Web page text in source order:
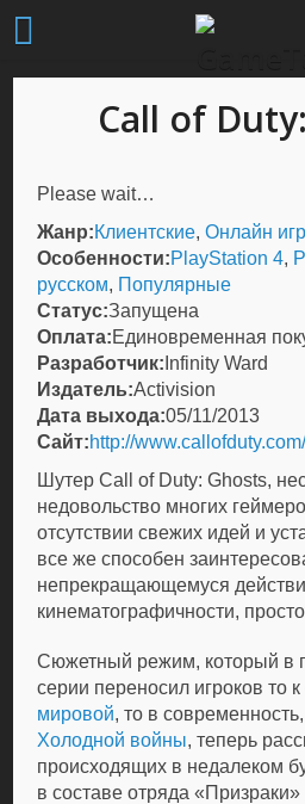
Call of
Please wait…
Жанр:Клиентские,Онлайн
Особенности:PlayStation 4,
русском, Популярные
Статус:Запущена
Оплата:Единовременная
Разработчик: Infinity Ward
Издатель:Activision
Дата выхода:05/11/2013
Сайт:http://
ШутерCall of Duty: Ghosts,
недовольство многих
отсутствии свежих идей и
все же способен
непрекращающемуся
кинематографичности,
Сюжетный режим, который в
серии переносил игроков то
мировой, то в
Холодной войны, теперь
происходящих в недалеком
в составе отряда «Призраки»